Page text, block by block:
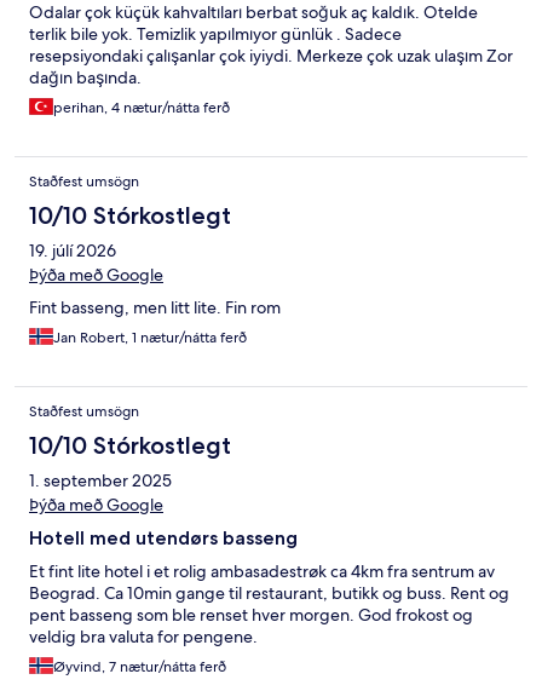
Odalar çok küçük kahvaltıları berbat soğuk aç kaldık. Otelde
terlik bile yok. Temizlik yapılmıyor günlük . Sadece
resepsiyondaki çalışanlar çok iyiydi. Merkeze çok uzak ulaşım Zor
dağın başında.
perihan, 4 nætur/nátta ferð
Staðfest umsögn
10/10 Stórkostlegt
19. júlí 2026
Þýða með Google
Fint basseng, men litt lite. Fin rom
Jan Robert, 1 nætur/nátta ferð
Staðfest umsögn
10/10 Stórkostlegt
1. september 2025
Þýða með Google
Hotell med utendørs basseng
Et fint lite hotel i et rolig ambasadestrøk ca 4km fra sentrum av
Beograd. Ca 10min gange til restaurant, butikk og buss. Rent og
pent basseng som ble renset hver morgen. God frokost og
veldig bra valuta for pengene.
Øyvind, 7 nætur/nátta ferð